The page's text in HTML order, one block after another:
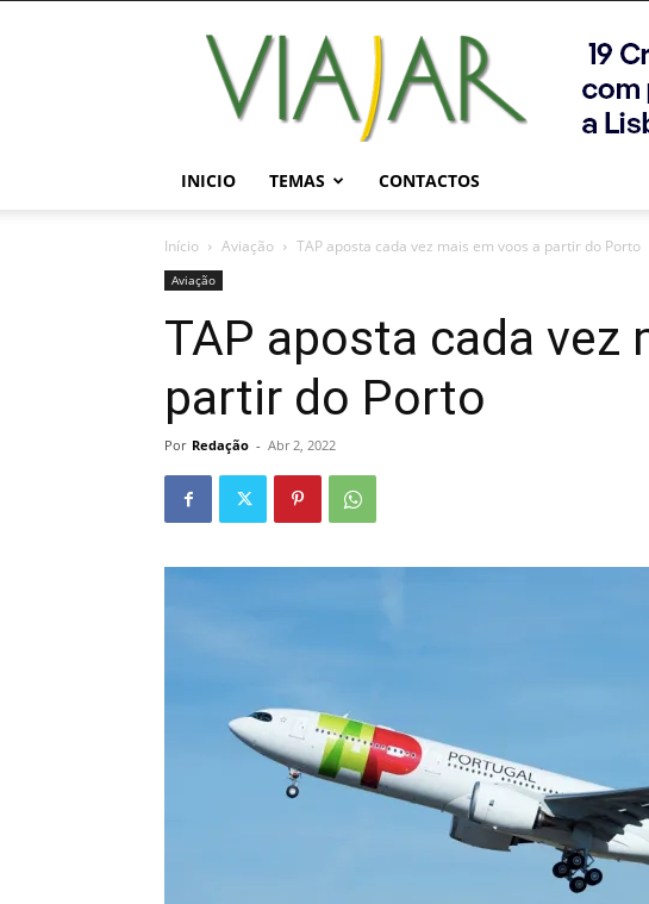
Viajar
Magazine
Online
INICIO TEMAS CONTACTOS
Início Aviação TAP aposta cada vez mais em voos a partir do Porto
Aviação
TAP aposta cada vez
partir do Porto
Por Redação - Abr 2, 2022